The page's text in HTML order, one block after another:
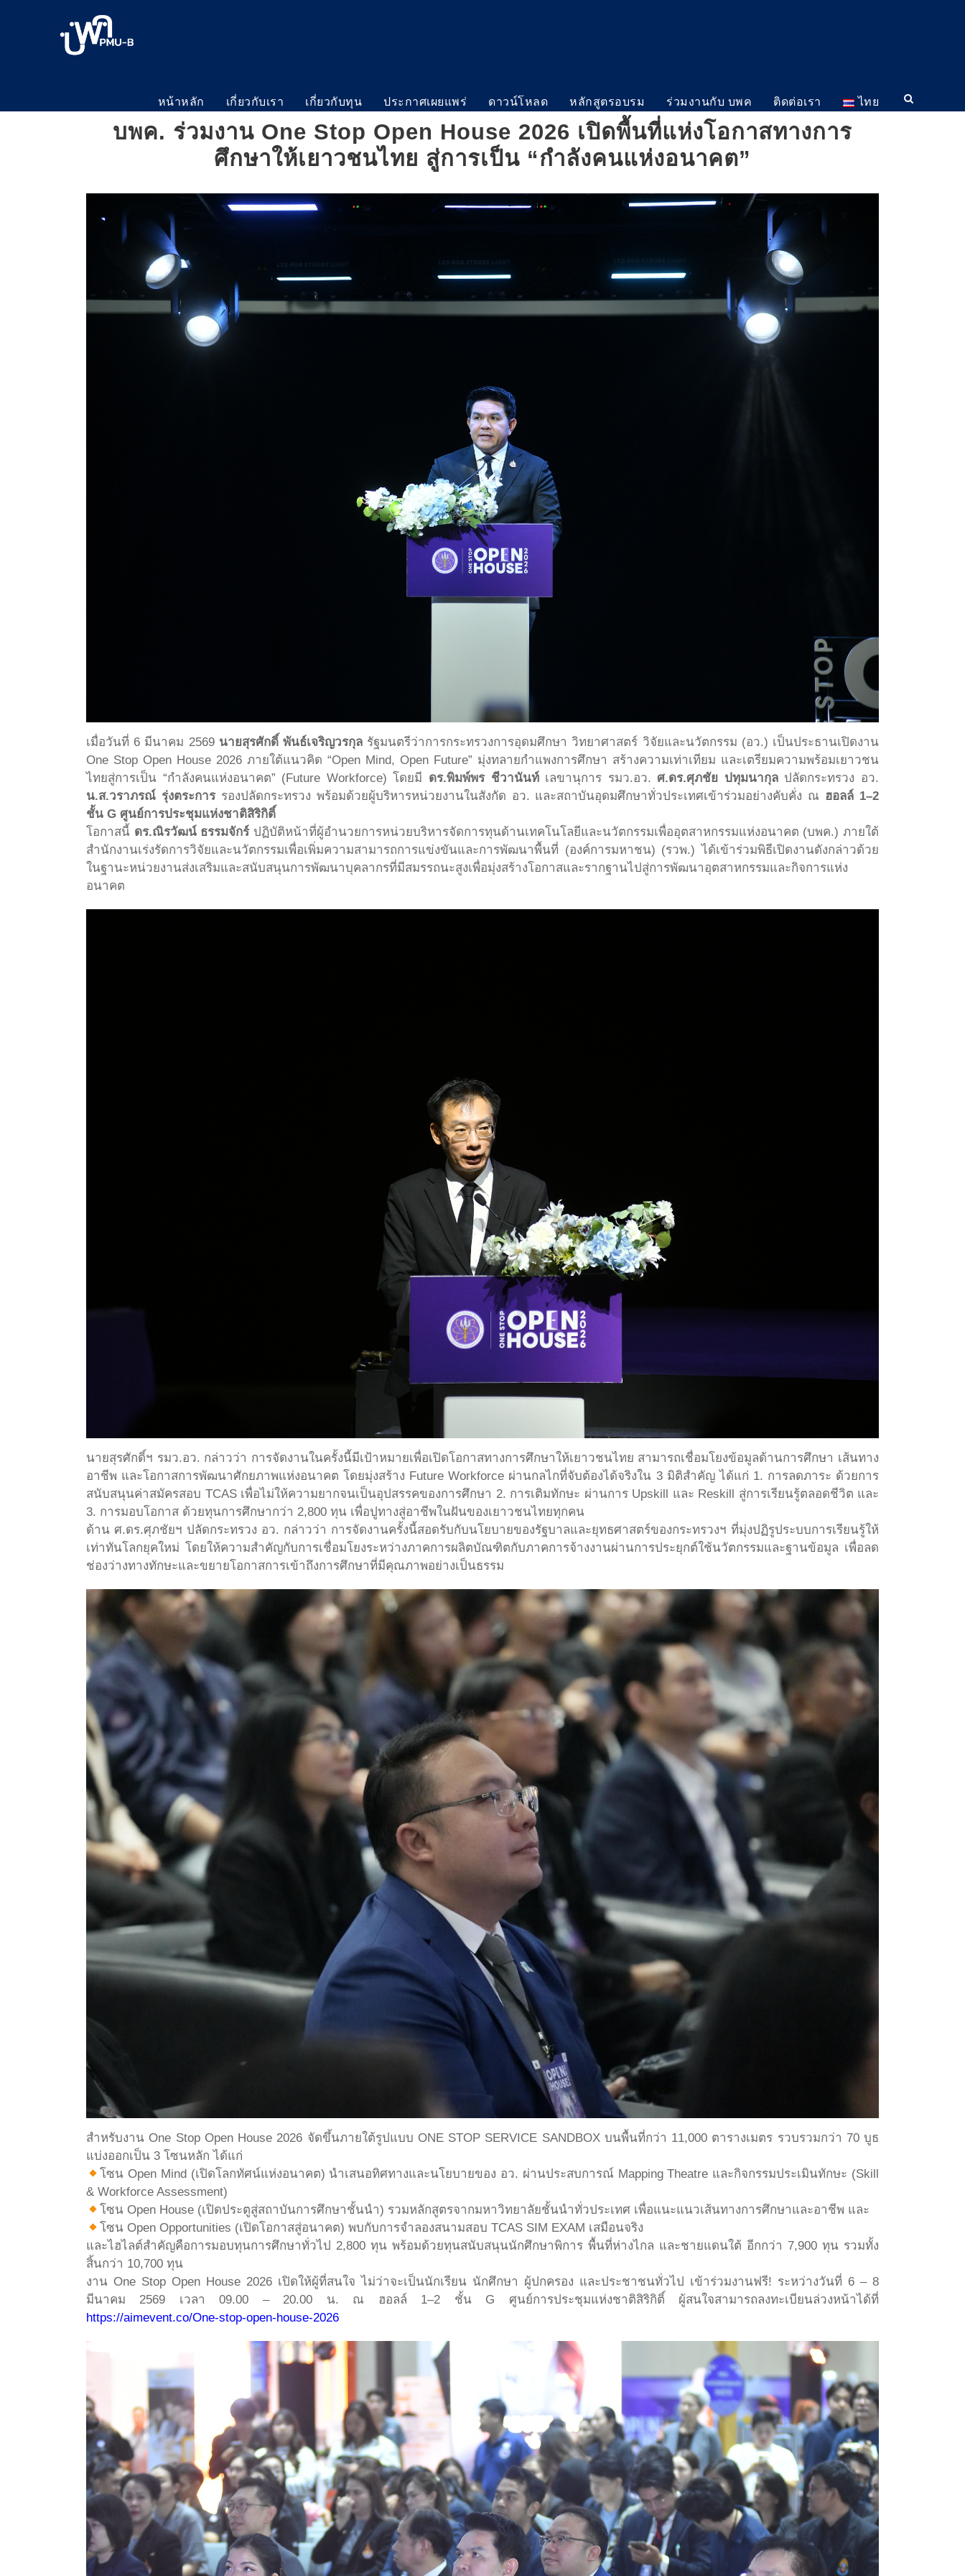
หน้าหลัก เกี่ยวกับเรา เกี่ยวกับทุน ประกาศเผยแพร่ ดาวน์โหลด หลักสูตรอบรม ร่วมงานกับ บพค ติดต่อเรา ไทย
บพค. ร่วมงาน One Stop Open House 2026 เปิดพื้นที่แห่งโอกาสทางการ
ศึกษาให้เยาวชนไทย สู่การเป็น “กำลังคนแห่งอนาคต”
เมื่อวันที่ 6 มีนาคม 2569 นายสุรศักดิ์ พันธ์เจริญวรกุล รัฐมนตรีว่าการกระทรวงการอุดมศึกษา วิทยาศาสตร์ วิจัยและนวัตกรรม (อว.) เป็นประธานเปิดงาน
One Stop Open House 2026 ภายใต้แนวคิด “Open Mind, Open Future” มุ่งทลายกำแพงการศึกษา สร้างความเท่าเทียม และเตรียมความพร้อมเยาวชน
ไทยสู่การเป็น “กำลังคนแห่งอนาคต” (Future Workforce) โดยมี ดร.พิมพ์พร ชีวานันท์เลขานุการ รมว.อว.ศ.ดร.ศุภชัย ปทุมนากุลปลัดกระทรวง อว.
น.ส.วราภรณ์ รุ่งตระการรองปลัดกระทรวง พร้อมด้วยผู้บริหารหน่วยงานในสังกัด อว. และสถาบันอุดมศึกษาทั่วประเทศเข้าร่วมอย่างคับคั่ง ณ ฮอลล์ 1–2
ชั้น G ศูนย์การประชุมแห่งชาติสิริกิติ์
โอกาสนี้ ดร.ณิรวัฒน์ ธรรมจักร์ปฏิบัติหน้าที่ผู้อำนวยการหน่วยบริหารจัดการทุนด้านเทคโนโลยีและนวัตกรรมเพื่ออุตสาหกรรมแห่งอนาคต (บพค.) ภายใต้
สำนักงานเร่งรัดการวิจัยและนวัตกรรมเพื่อเพิ่มความสามารถการแข่งขันและการพัฒนาพื้นที่ (องค์การมหาชน) (รวพ.) ได้เข้าร่วมพิธีเปิดงานดังกล่าวด้วย
ในฐานะหน่วยงานส่งเสริมและสนับสนุนการพัฒนาบุคลากรที่มีสมรรถนะสูงเพื่อมุ่งสร้างโอกาสและรากฐานไปสู่การพัฒนาอุตสาหกรรมและกิจการแห่ง
อนาคต
นายสุรศักดิ์ฯ รมว.อว. กล่าวว่า การจัดงานในครั้งนี้มีเป้าหมายเพื่อเปิดโอกาสทางการศึกษาให้เยาวชนไทย สามารถเชื่อมโยงข้อมูลด้านการศึกษา เส้นทาง
อาชีพ และโอกาสการพัฒนาศักยภาพแห่งอนาคต โดยมุ่งสร้าง Future Workforce ผ่านกลไกที่จับต้องได้จริงใน 3 มิติสำคัญ ได้แก่ 1. การลดภาระ ด้วยการ
สนับสนุนค่าสมัครสอบ TCAS เพื่อไม่ให้ความยากจนเป็นอุปสรรคของการศึกษา 2. การเติมทักษะ ผ่านการ Upskill และ Reskill สู่การเรียนรู้ตลอดชีวิต และ
3. การมอบโอกาส ด้วยทุนการศึกษากว่า 2,800 ทุน เพื่อปูทางสู่อาชีพในฝันของเยาวชนไทยทุกคน
ด้าน ศ.ดร.ศุภชัยฯ ปลัดกระทรวง อว. กล่าวว่า การจัดงานครั้งนี้สอดรับกับนโยบายของรัฐบาลและยุทธศาสตร์ของกระทรวงฯ ที่มุ่งปฏิรูประบบการเรียนรู้ให้
เท่าทันโลกยุคใหม่ โดยให้ความสำคัญกับการเชื่อมโยงระหว่างภาคการผลิตบัณฑิตกับภาคการจ้างงานผ่านการประยุกต์ใช้นวัตกรรมและฐานข้อมูล เพื่อลด
ช่องว่างทางทักษะและขยายโอกาสการเข้าถึงการศึกษาที่มีคุณภาพอย่างเป็นธรรม
สำหรับงาน One Stop Open House 2026 จัดขึ้นภายใต้รูปแบบ ONE STOP SERVICE SANDBOX บนพื้นที่กว่า 11,000 ตารางเมตร รวบรวมกว่า 70 บูธ
แบ่งออกเป็น 3 โซนหลัก ได้แก่
โซน Open Mind (เปิดโลกทัศน์แห่งอนาคต) นำเสนอทิศทางและนโยบายของ อว. ผ่านประสบการณ์ Mapping Theatre และกิจกรรมประเมินทักษะ (Skill
& Workforce Assessment)
โซน Open House (เปิดประตูสู่สถาบันการศึกษาชั้นนำ) รวมหลักสูตรจากมหาวิทยาลัยชั้นนำทั่วประเทศ เพื่อแนะแนวเส้นทางการศึกษาและอาชีพ และ
โซน Open Opportunities (เปิดโอกาสสู่อนาคต) พบกับการจำลองสนามสอบ TCAS SIM EXAM เสมือนจริง
และไฮไลต์สำคัญคือการมอบทุนการศึกษาทั่วไป 2,800 ทุน พร้อมด้วยทุนสนับสนุนนักศึกษาพิการ พื้นที่ห่างไกล และชายแดนใต้ อีกกว่า 7,900 ทุน รวมทั้ง
สิ้นกว่า 10,700 ทุน
งาน One Stop Open House 2026 เปิดให้ผู้ที่สนใจ ไม่ว่าจะเป็นนักเรียน นักศึกษา ผู้ปกครอง และประชาชนทั่วไป เข้าร่วมงานฟรี! ระหว่างวันที่ 6 – 8
มีนาคม 2569 เวลา 09.00 – 20.00 น. ณ ฮอลล์ 1–2 ชั้น G ศูนย์การประชุมแห่งชาติสิริกิติ์ ผู้สนใจสามารถลงทะเบียนล่วงหน้าได้ที่
https://aimevent.co/One-stop-open-house-2026